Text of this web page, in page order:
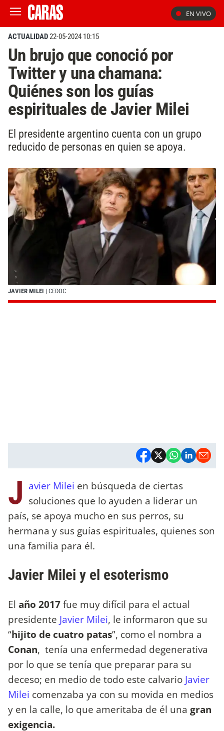
EN VIVO
ACTUALIDAD22-05-2024 10:15
Un brujo que conoció por
Twitter y una chamana:
Quiénes son los guías
espirituales de Javier Milei
El presidente argentino cuenta con un grupo
reducido de personas en quien se apoya.
JAVIER MILEI | CEDOC
J avier Milei en búsqueda de ciertas
soluciones que lo ayuden a liderar un
país, se apoya mucho en sus perros, su
hermana y sus guías espirituales, quienes son
una familia para él.
Javier Milei y el esoterismo
El año 2017fue muy difícil para el actual
presidente Javier Milei, le informaron que su
“hijito de cuatro patas”, como el nombra a
Conan, tenía una enfermedad degenerativa
por lo que se tenía que preparar para su
deceso; en medio de todo este calvario Javier
Milei comenzaba ya con su movida en medios
y en la calle, lo que ameritaba de él una gran
exigencia.